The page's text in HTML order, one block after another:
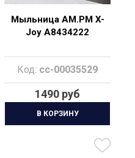
Мыльница AM.PM X-
Joy A8434222
Код: cc-00035529
1490 руб
В КОРЗИНУ